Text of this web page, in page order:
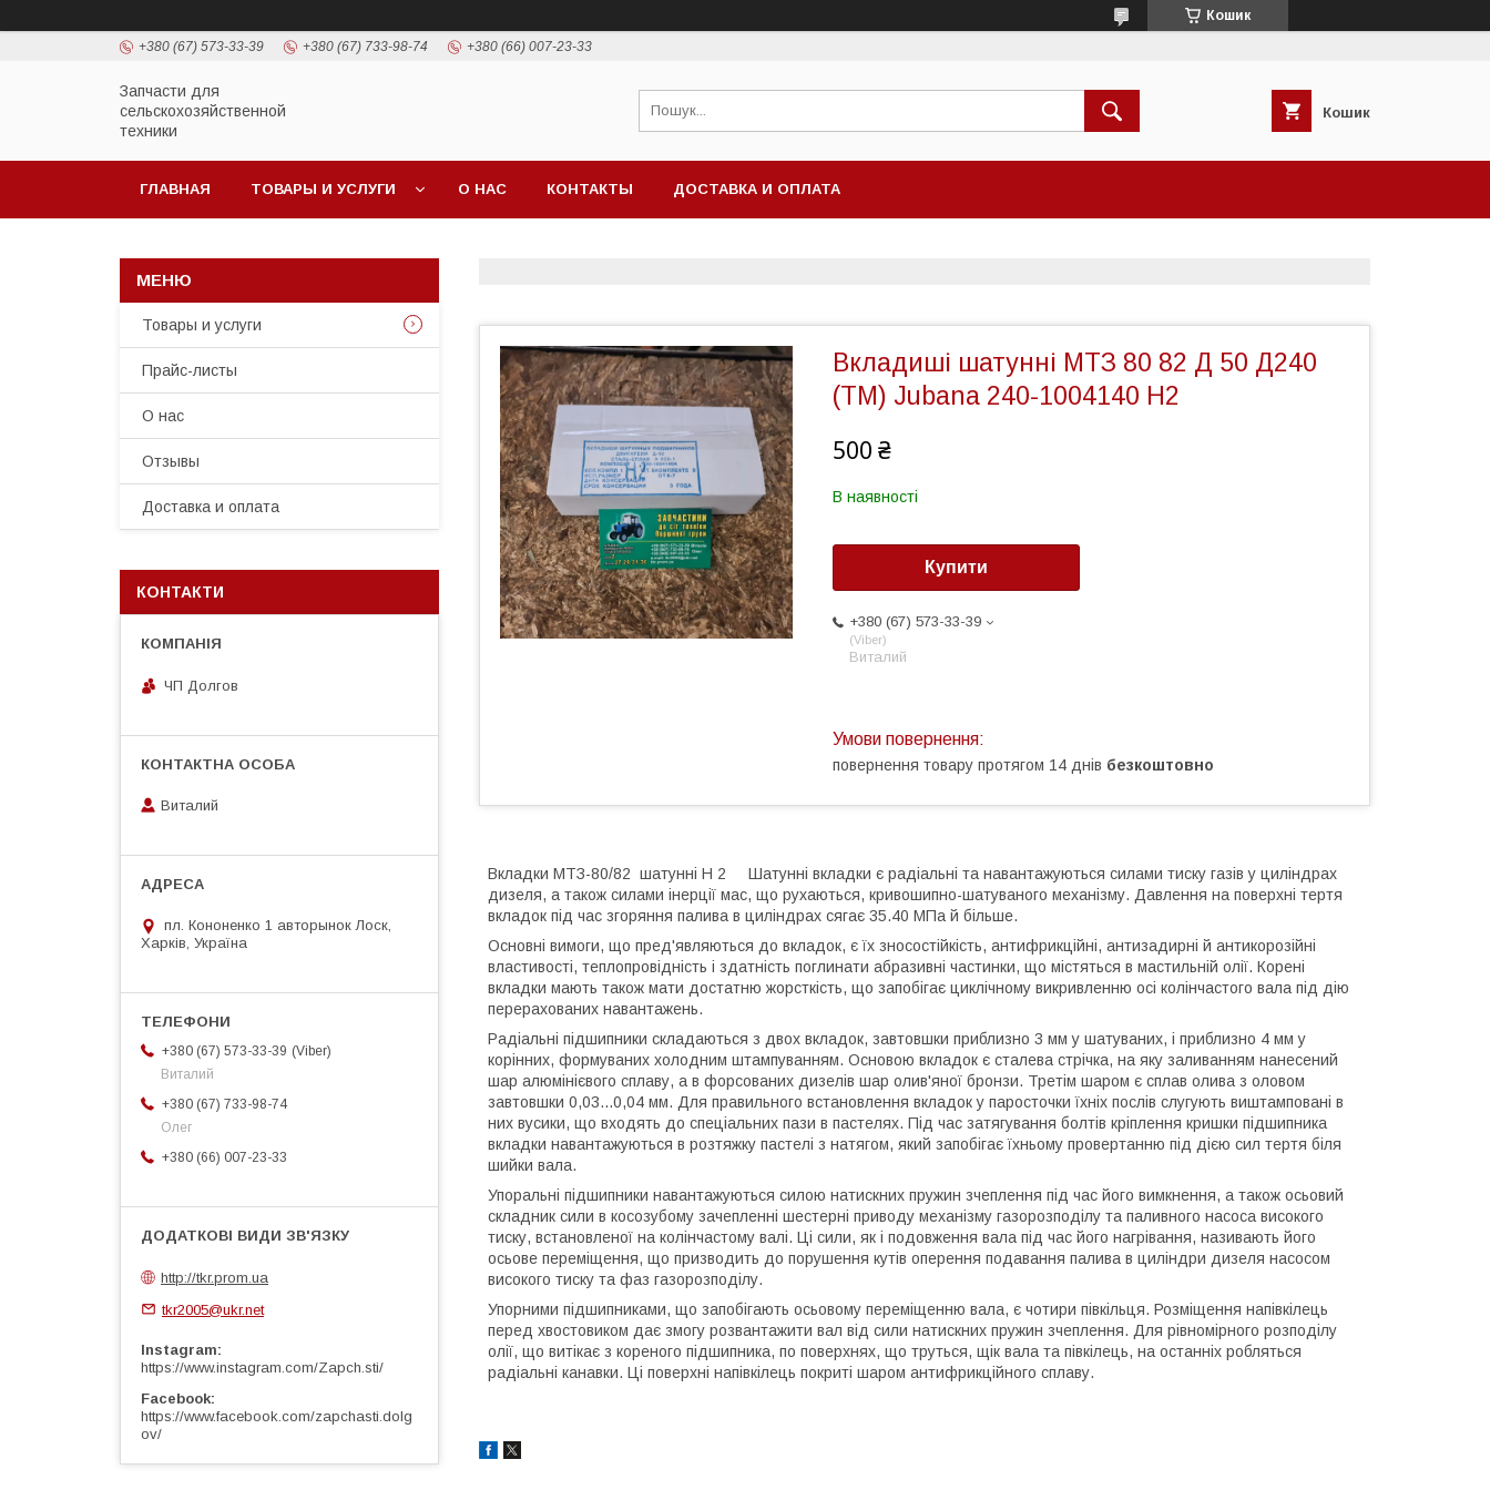
Кошик
+380 (67) 573-33-39 +380 (67) 733-98-74 +380 (66) 007-23-33
Запчасти для
сельскохозяйственной
техники
Кошик
ГЛАВНАЯ ТОВАРЫ И УСЛУГИ О НАС КОНТАКТЫ ДОСТАВКА И ОПЛАТА
Вкладиші шатунні МТЗ 80 82 Д 50 Д240
(ТМ) Jubana 240-1004140 Н2
500 ₴
В наявності
Купити
+380 (67) 573-33-39
Viber
Виталий
повернення товару протягом 14 днів безкоштовно
Вкладки МТЗ-80/82 шатунні Н 2 Шатунні вкладки є радіальні та навантажуються силами тиску газів у циліндрах
дизеля, а також силами інерції мас, що рухаються, кривошипно-шатуваного механізму. Давлення на поверхні тертя
вкладок під час згоряння палива в циліндрах сягає 35.40 МПа й більше.
Основні вимоги, що пред'являються до вкладок, є їх зносостійкість, антифрикційні, антизадирні й антикорозійні
властивості, теплопровідність і здатність поглинати абразивні частинки, що містяться в мастильній олії. Корені
вкладки мають також мати достатню жорсткість, що запобігає циклічному викривленню осі колінчастого вала під дію
перерахованих навантажень.
Радіальні підшипники складаються з двох вкладок, завтовшки приблизно 3 мм у шатуваних, і приблизно 4 мм у
корінних, формуваних холодним штампуванням. Основою вкладок є сталева стрічка, на яку заливанням нанесений
шар алюмінієвого сплаву, а в форсованих дизелів шар олив'яної бронзи. Третім шаром є сплав олива з оловом
завтовшки 0,03...0,04 мм. Для правильного встановлення вкладок у паросточки їхніх послів слугують виштамповані в
них вусики, що входять до спеціальних пази в пастелях. Під час затягування болтів кріплення кришки підшипника
вкладки навантажуються в розтяжку пастелі з натягом, який запобігає їхньому провертанню під дією сил тертя біля
шийки вала.
Упоральні підшипники навантажуються силою натискних пружин зчеплення під час його вимкнення, а також осьовий
складник сили в косозубому зачепленні шестерні приводу механізму газорозподілу та паливного насоса високого
тиску, встановленої на колінчастому валі. Ці сили, як і подовження вала під час його нагрівання, називають його
осьове переміщення, що призводить до порушення кутів оперення подавання палива в циліндри дизеля насосом
високого тиску та фаз газорозподілу.
Упорними підшипниками, що запобігають осьовому переміщенню вала, є чотири півкільця. Розміщення напівкілець
перед хвостовиком дає змогу розвантажити вал від сили натискних пружин зчеплення. Для рівномірного розподілу
олії, що витікає з кореного підшипника, по поверхнях, що труться, щік вала та півкілець, на останніх робляться
радіальні канавки. Ці поверхні напівкілець покриті шаром антифрикційного сплаву.
Товары и услуги
Прайс-листы
О нас
Отзывы
Доставка и оплата
КОНТАКТИ
ЧП Долгов
Виталий
пл. Кононенко 1 авторынок Лоск,
Харків, Україна
+380 (67) 573-33-39
Viber
Виталий
+380 (67) 733-98-74
Олег
+380 (66) 007-23-33
http://tkr.prom.ua
tkr2005@ukr.net
Instagram
https://www.instagram.com/Zapch.sti/
Facebook
https://www.facebook.com/zapchasti.dolg
ov/